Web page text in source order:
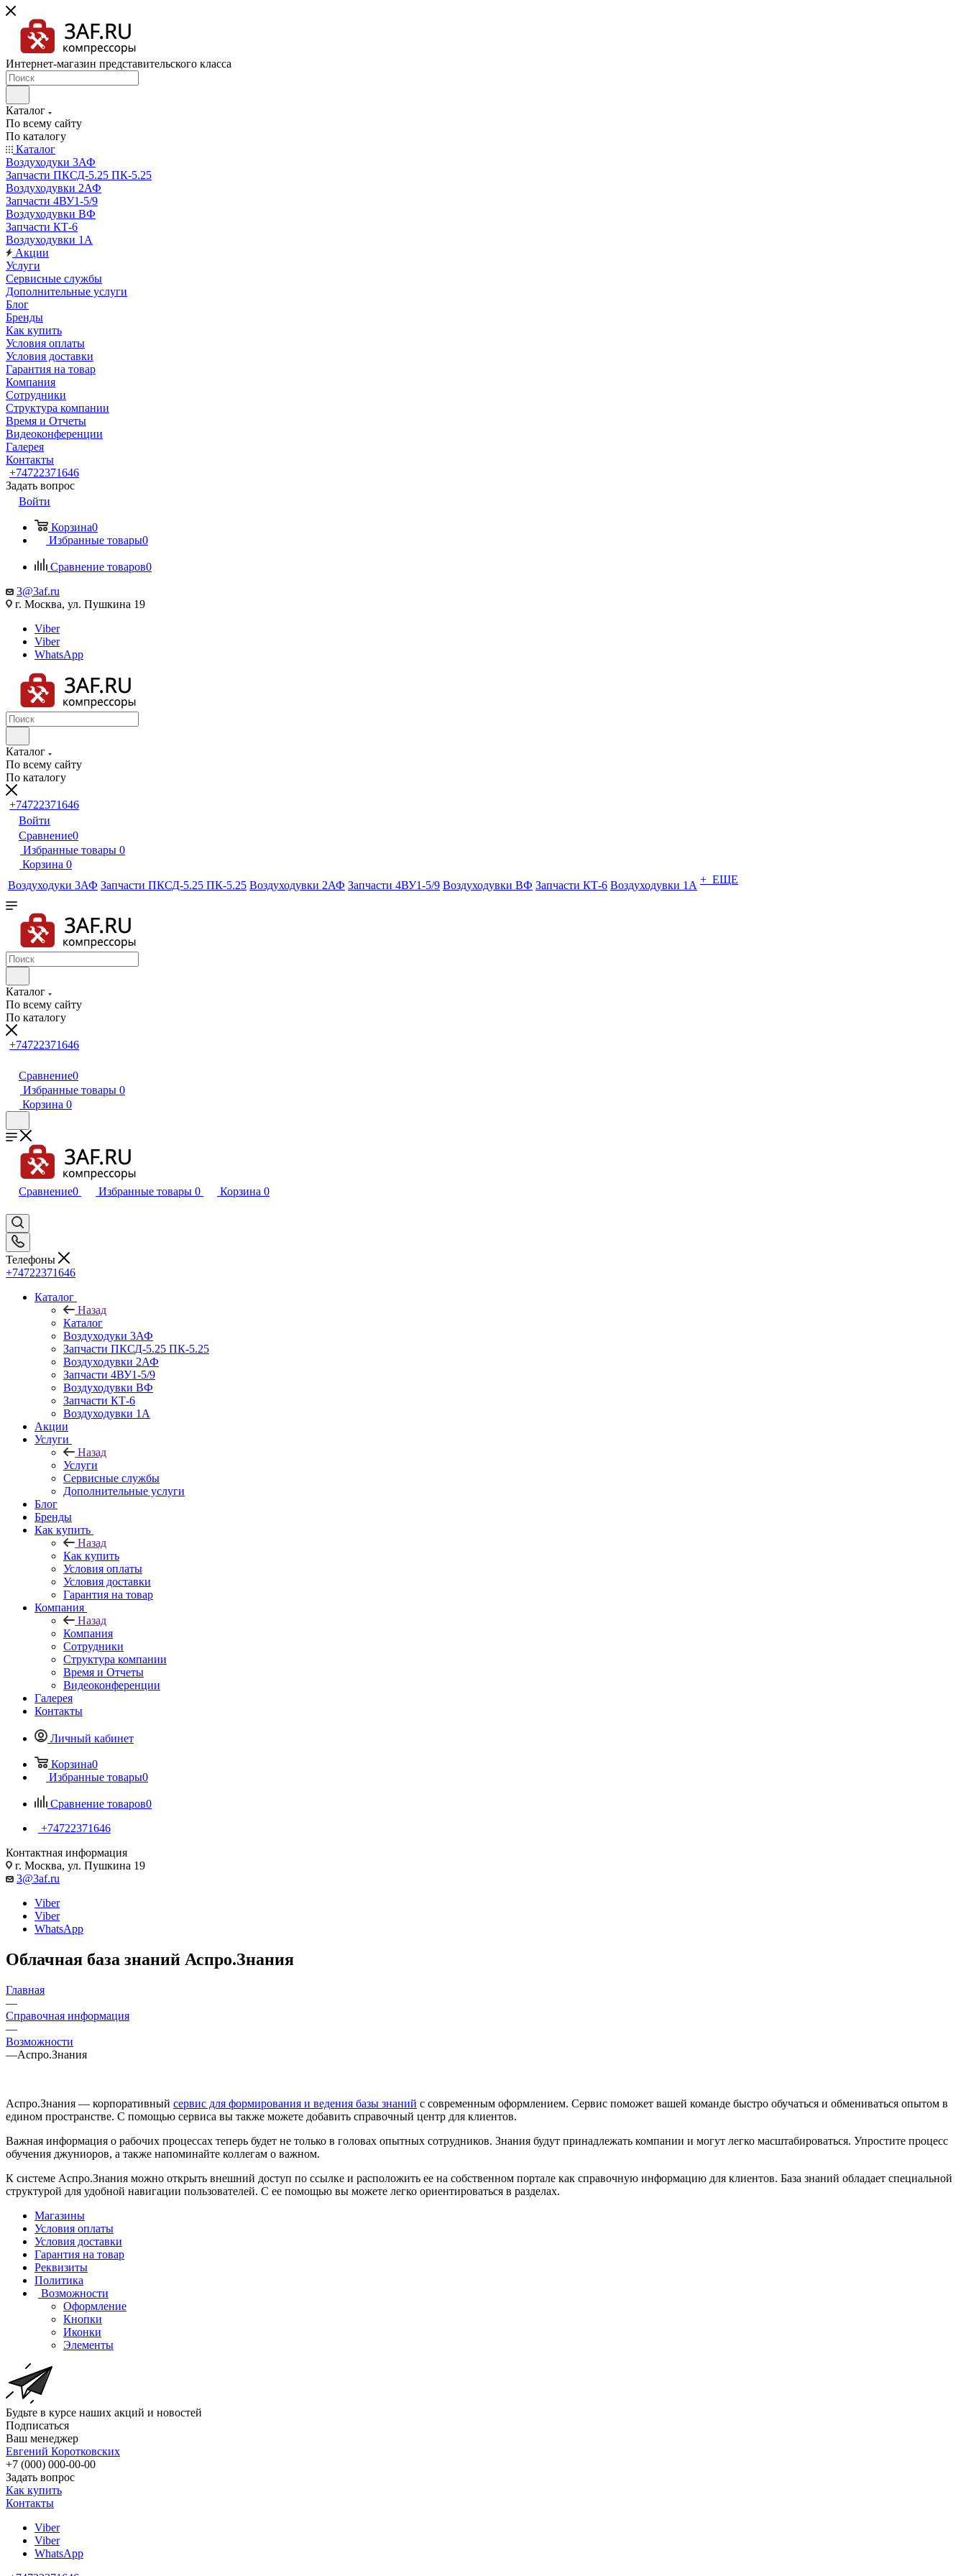
Интернет-магазин представительского класса
Каталог
По всему сайту
По каталогу
Каталог
Воздуходуки 3АФ
Запчасти ПКСД-5.25 ПК-5.25
Воздуходувки 2АФ
Запчасти 4ВУ1-5/9
Воздуходувки ВФ
Запчасти КТ-6
Воздуходувки 1А
Акции
Услуги
Сервисные службы
Дополнительные услуги
Блог
Бренды
Как купить
Условия оплаты
Условия доставки
Гарантия на товар
Компания
Сотрудники
Структура компании
Время и Отчеты
Видеоконференции
Галерея
Контакты
+74722371646
Задать вопрос
Войти
Корзина0
Избранные товары0
Сравнение товаров0
3@3af.ru
г. Москва, ул. Пушкина 19
Viber
Viber
WhatsApp
Каталог
По всему сайту
По каталогу
+74722371646
Войти
Сравнение0
Избранные товары 0
Корзина 0
Воздуходуки 3АФ Запчасти ПКСД-5.25 ПК-5.25 Воздуходувки 2АФ Запчасти 4ВУ1-5/9 Воздуходувки ВФ Запчасти КТ-6 Воздуходувки 1А + ЕЩЕ
Каталог
По всему сайту
По каталогу
+74722371646
Сравнение0
Избранные товары 0
Корзина 0
Сравнение0 Избранные товары 0 Корзина 0
Телефоны
+74722371646
Каталог
Назад
Каталог
Воздуходуки 3АФ
Запчасти ПКСД-5.25 ПК-5.25
Воздуходувки 2АФ
Запчасти 4ВУ1-5/9
Воздуходувки ВФ
Запчасти КТ-6
Воздуходувки 1А
Акции
Услуги
Назад
Услуги
Сервисные службы
Дополнительные услуги
Блог
Бренды
Как купить
Назад
Как купить
Условия оплаты
Условия доставки
Гарантия на товар
Компания
Назад
Компания
Сотрудники
Структура компании
Время и Отчеты
Видеоконференции
Галерея
Контакты
Личный кабинет
Корзина0
Избранные товары0
Сравнение товаров0
+74722371646
Контактная информация
г. Москва, ул. Пушкина 19
3@3af.ru
Viber
Viber
WhatsApp
Облачная база знаний Аспро.Знания
Главная
—
Справочная информация
—
Возможности
—Аспро.Знания
Аспро.Знания — корпоративный сервис для формирования и ведения базы знаний с современным оформлением. Сервис поможет вашей команде быстро обучаться и обмениваться опытом в
едином пространстве. С помощью сервиса вы также можете добавить справочный центр для клиентов.
Важная информация о рабочих процессах теперь будет не только в головах опытных сотрудников. Знания будут принадлежать компании и могут легко масштабироваться. Упростите процесс
обучения джуниоров, а также напоминайте коллегам о важном.
К системе Аспро.Знания можно открыть внешний доступ по ссылке и расположить ее на собственном портале как справочную информацию для клиентов. База знаний обладает специальной
структурой для удобной навигации пользователей. С ее помощью вы можете легко ориентироваться в разделах.
Магазины
Условия оплаты
Условия доставки
Гарантия на товар
Реквизиты
Политика
Возможности
Оформление
Кнопки
Иконки
Элементы
Будьте в курсе наших акций и новостей
Подписаться
Ваш менеджер
Евгений Коротковских
+7 (000) 000-00-00
Задать вопрос
Как купить
Контакты
Viber
Viber
WhatsApp